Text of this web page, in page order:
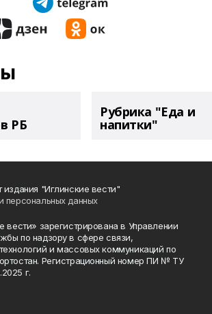
РБ
Рубрика "Еда и
напитки"
"Иглинские вести"
персональных данных
вести» зарегистрирована в Управлении
по надзору в сфере связи,
и массовых коммуникаций по
Регистрационный номер ПИ № ТУ
г.